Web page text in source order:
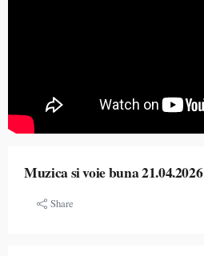
Muzica si voie buna 21.04.2026
Share